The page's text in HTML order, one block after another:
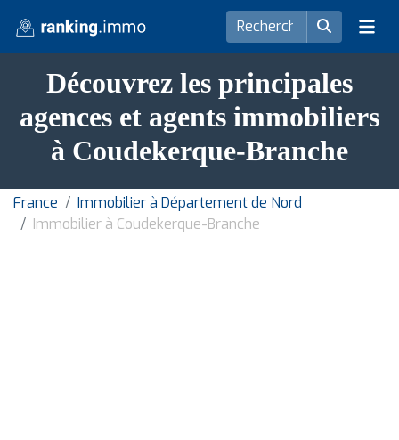
Découvrez les principales
agences et agents immobiliers
à Coudekerque-Branche
France
Immobilier à Département de Nord
Immobilier à Coudekerque-Branche